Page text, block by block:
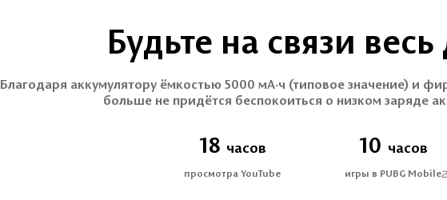
Будьте на связи
Благодаря аккумулятору ёмкостью 5000 мА·ч (типовое значение) и
больше не придётся беспокоиться о низком заряде
18 часов
просмотра YouTube
10 часов
игры в PUBG Mobile2